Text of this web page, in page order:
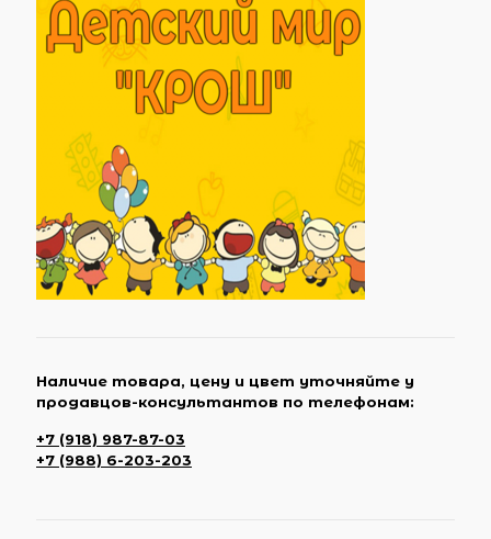
Наличие товара, цену и цвет уточняйте у
продавцов-консультантов по телефонам:
+7 (918) 987-87-03
+7 (988) 6-203-203